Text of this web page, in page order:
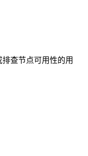
查节点可用性的用